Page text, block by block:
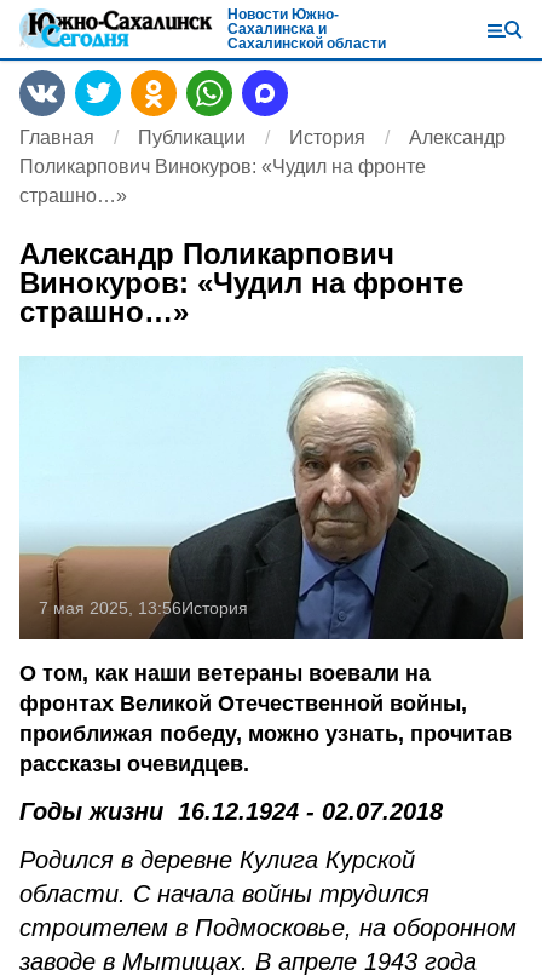
Новости Южно-
Сахалинска и
Сахалинской области
Главная Публикации История
Александр
Поликарпович Винокуров: «Чудил на фронте
страшно…»
Александр Поликарпович
Винокуров: «Чудил на фронте
страшно…»
7 мая 2025, 13:56История
О том, как наши ветераны воевали на
фронтах Великой Отечественной войны,
проиближая победу, можно узнать, прочитав
рассказы очевидцев.
Годы жизни 16.12.1924 - 02.07.2018
Родился в деревне Кулига Курской
области. С начала войны трудился
строителем в Подмосковье, на оборонном
заводе в Мытищах. В апреле 1943 года